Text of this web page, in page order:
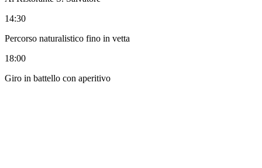
14:30
Percorso naturalistico fino in vetta
18:00
Giro in battello con aperitivo